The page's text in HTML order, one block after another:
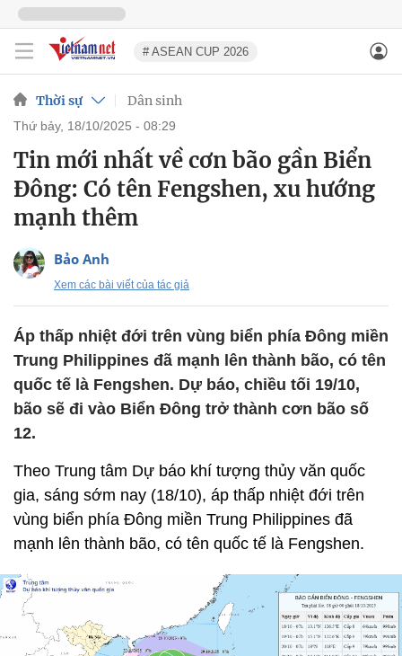
# ASEAN CUP 2026
Thời sự Dân sinh
thứ bảy, 18/10/2025 - 08:29
Tin mới nhất về cơn bão gần Biển
Đông: Có tên Fengshen, xu hướng
mạnh thêm
Bảo Anh
Xem các bài viết của tác giả
Áp thấp nhiệt đới trên vùng biển phía Đông miền
Trung Philippines đã mạnh lên thành bão, có tên
quốc tế là Fengshen. Dự báo, chiều tối 19/10,
bão sẽ đi vào Biển Đông trở thành cơn bão số
12.
Theo Trung tâm Dự báo khí tượng thủy văn quốc
gia, sáng sớm nay (18/10), áp thấp nhiệt đới trên
vùng biển phía Đông miền Trung Philippines đã
mạnh lên thành bão, có tên quốc tế là Fengshen.